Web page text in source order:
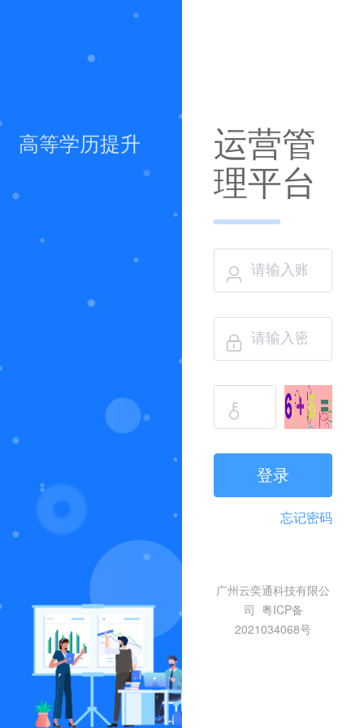
高等学历提升
运营管
理平台
登录
忘记密码
广州云奕通科技有限公
司 粤ICP备
2021034068号